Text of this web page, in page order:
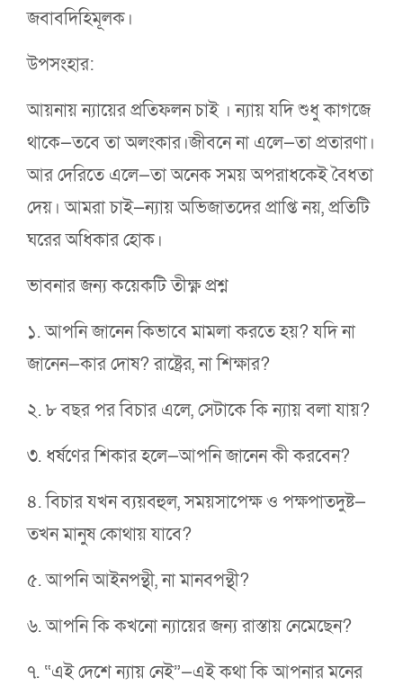
জবাবদিহিমূলক।
উপসংহার:
আয়নায় ন্যায়ের প্রতিফলন চাই । ন্যায় যদি শুধু কাগজে
থাকে—তবে তা অলংকার।জীবনে না এলে—তা প্রতারণা।
আর দেরিতে এলে—তা অনেক সময় অপরাধকেই বৈধতা
দেয়। আমরা চাই—ন্যায় অভিজাতদের প্রাপ্তি নয়, প্রতিটি
ঘরের অধিকার হোক।
ভাবনার জন্য কয়েকটি তীক্ষ্ণ প্রশ্ন
১. আপনি জানেন কিভাবে মামলা করতে হয়? যদি না
জানেন—কার দোষ? রাষ্ট্রের, না শিক্ষার?
২. ৮ বছর পর বিচার এলে, সেটাকে কি ন্যায় বলা যায়?
৩. ধর্ষণের শিকার হলে—আপনি জানেন কী করবেন?
৪. বিচার যখন ব্যয়বহুল, সময়সাপেক্ষ ও পক্ষপাতদুষ্ট—
তখন মানুষ কোথায় যাবে?
৫. আপনি আইনপন্থী, না মানবপন্থী?
৬. আপনি কি কখনো ন্যায়ের জন্য রাস্তায় নেমেছেন?
৭. “এই দেশে ন্যায় নেই”—এই কথা কি আপনার মনের